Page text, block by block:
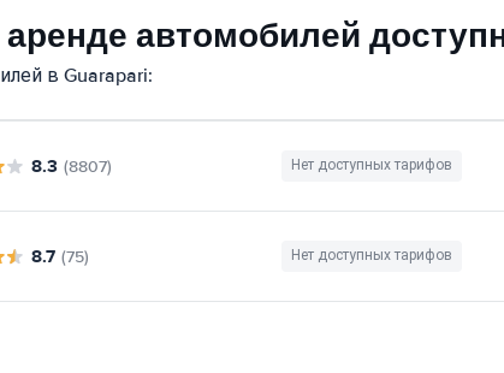
автомобилей
в Guarapari:
8.3 (8807) Нет доступных тарифов
8.7 (75) Нет доступных тарифов